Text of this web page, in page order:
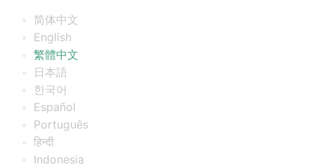
简体中文
English
繁體中文
日本語
한국어
Español
Português
हिन्दी
Indonesia